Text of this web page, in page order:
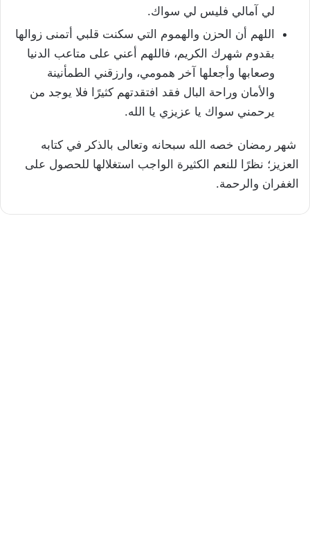
لي آمالي فليس لي سواك.
اللهم أن الحزن والهموم التي سكنت قلبي أتمنى زوالها
بقدوم شهرك الكريم، فاللهم أعني على متاعب الدنيا
وصعابها وأجعلها آخر همومي، وارزقني الطمأنينة
والأمان وراحة البال فقد افتقدتهم كثيرًا فلا يوجد من
يرحمني سواك يا عزيزي يا الله.
شهر رمضان خصه الله سبحانه وتعالى بالذكر في كتابه
العزيز؛ نظرًا للنعم الكثيرة الواجب استغلالها للحصول على
الغفران والرحمة.